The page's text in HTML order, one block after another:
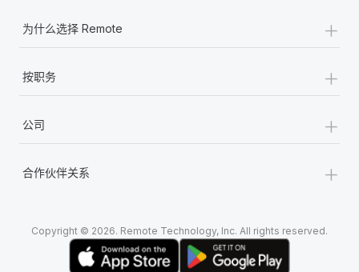
为什么选择 Remote +
按职务 +
公司 +
合作伙伴关系 +
Copyright © 2026. Remote Technology, Inc. All rights reserved.